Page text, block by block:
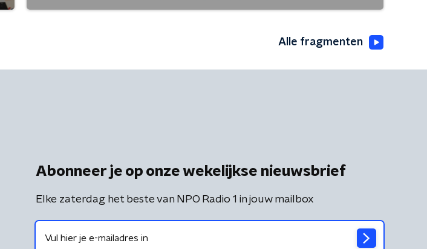
Alle fragmenten
Abonneer je op onze wekelijkse nieuwsbrief
Elke zaterdag het beste van NPO Radio 1 in jouw mailbox